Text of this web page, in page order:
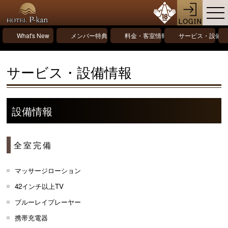
What's New メンバー特典 料金・客室情報 サービス・設備
サービス・設備情報
設備情報
全室完備
マッサージローション
42インチ以上TV
ブルーレイプレーヤー
携帯充電器